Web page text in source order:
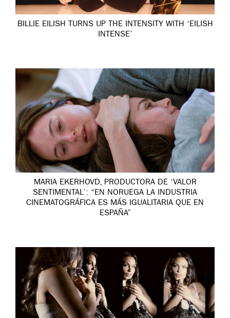
BILLIE EILISH TURNS UP THE INTENSITY WITH ‘EILISH
INTENSE’
MARIA EKERHOVD, PRODUCTORA DE ‘VALOR
SENTIMENTAL’: “EN NORUEGA LA INDUSTRIA
CINEMATOGRÁFICA ES MÁS IGUALITARIA QUE EN
ESPAÑA”